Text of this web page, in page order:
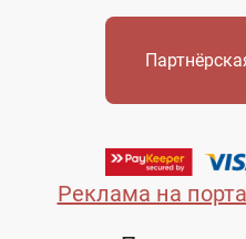
Реклама на